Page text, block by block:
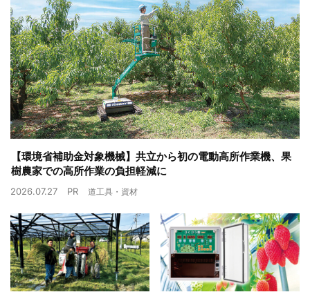
【環境省補助金対象機械】共立から初の電動高所作業機、果
樹農家での高所作業の負担軽減に
2026.07.27 PR 道工具・資材